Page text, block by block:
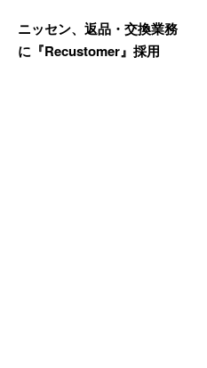
ニッセン、返品・交換業務
に『Recustomer』採用